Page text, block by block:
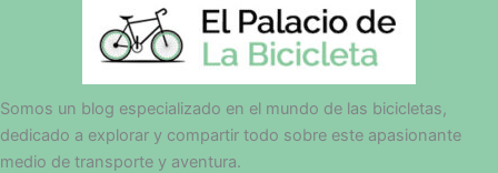
Somos un blog especializado en el mundo de las bicicletas,
dedicado a explorar y compartir todo sobre este apasionante
medio de transporte y aventura.